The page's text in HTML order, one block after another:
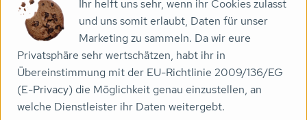
Veranstaltungen
Biomarkt
Über uns
Zutaten
Nährwert-Info
Ihr helft uns sehr, wenn ihr Cookies zulasst
und uns somit erlaubt, Daten für unser
Marketing zu sammeln. Da wir eure
Privatsphäre sehr wertschätzen, habt ihr in
Übereinstimmung mit der EU-Richtlinie 2009/136/EG
(E-Privacy) die Möglichkeit genau einzustellen, an
welche Dienstleister ihr Daten weitergebt.